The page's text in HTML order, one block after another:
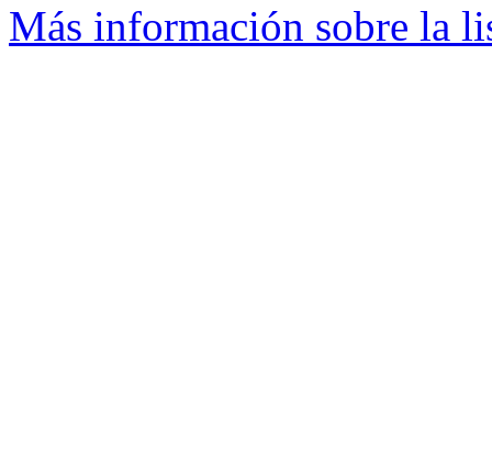
Más información sobre la